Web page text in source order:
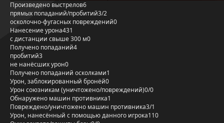
Произведено выстрелов6
прямых попаданий/пробитий3/2
осколочно-фугасных повреждений0
Нанесение урона431
с дистанции свыше 300 м0
Получено попаданий4
пробитий3
не нанёсших урон0
Получено попаданий осколками1
Урон, заблокированный бронёй0
Урон союзникам (уничтожено/повреждений)0/0
Обнаружено машин противника1
Повреждено/уничтожено машин противника3/1
Урон, нанесённый с помощью данного игрока110